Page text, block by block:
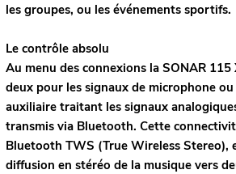
les groupes, ou les événements sportifs.
Le contrôle absolu
Au menu des connexions la SONAR
deux pour les signaux de microphone
auxiliaire traitant les signaux
transmis via Bluetooth. Cette
Bluetooth TWS (True Wireless Stereo),
diffusion en stéréo de la musique vers